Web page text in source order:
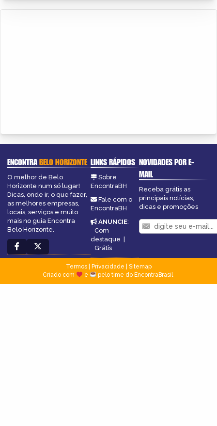
ENCONTRABELO HORIZONTE
O melhor de Belo
Horizonte num só lugar!
Dicas, onde ir, o que fazer,
as melhores empresas,
locais, serviços e muito
mais no guia Encontra
Belo Horizonte.
LINKS RÁPIDOS
Sobre
EncontraBH
Fale com o
EncontraBH
ANUNCIE:
Com
destaque |
Grátis
NOVIDADES POR E-
MAIL
Receba grátis as
principais notícias,
dicas e promoções
Termos| Privacidade
Sitemap
Criado com
e pelo time do EncontraBrasil